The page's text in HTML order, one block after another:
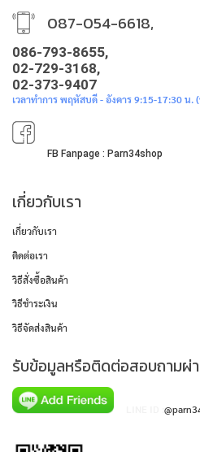
087-054-6618,
086-793-8655,
02-729-3168,
02-373-9407
เวลาทำการ พฤหัสบดี - อังคาร 9:15-17:30 น.
FB Fanpage : Parn34shop
เกี่ยวกับเรา
เกี่ยวกับเรา
ติดต่อเรา
วิธีสั่งซื้อสินค้า
วิธีชำระเงิน
วิธีจัดส่งสินค้า
รับข้อมูลหรือติดต่อสอบถามผ่า